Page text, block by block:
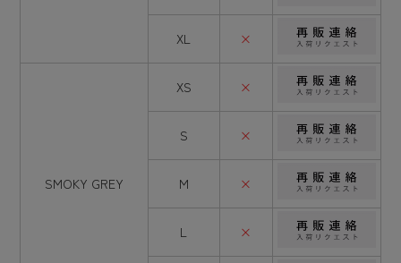
XL ×
SMOKY GREY
XS ×
S ×
M ×
L ×